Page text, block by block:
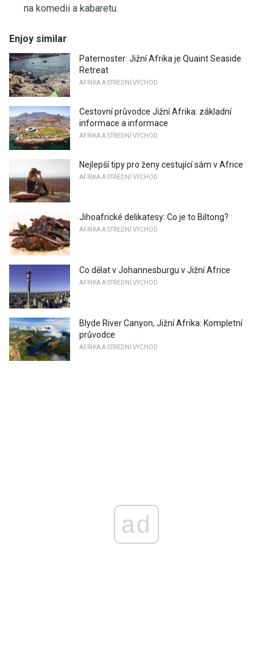
na komedii a kabaretu.
Enjoy similar
Paternoster: Jižní Afrika je Quaint Seaside
Retreat
AFRIKA A STŘEDNÍ VÝCHOD
Cestovní průvodce Jižní Afrika: základní
informace a informace
AFRIKA A STŘEDNÍ VÝCHOD
Nejlepší tipy pro ženy cestující sám v Africe
AFRIKA A STŘEDNÍ VÝCHOD
Jihoafrické delikatesy: Co je to Biltong?
AFRIKA A STŘEDNÍ VÝCHOD
Co dělat v Johannesburgu v Jižní Africe
AFRIKA A STŘEDNÍ VÝCHOD
Blyde River Canyon, Jižní Afrika: Kompletní
průvodce
AFRIKA A STŘEDNÍ VÝCHOD
ad